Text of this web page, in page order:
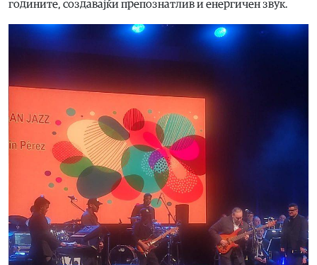
годините, создавајќи препознатлив и енергичен звук.